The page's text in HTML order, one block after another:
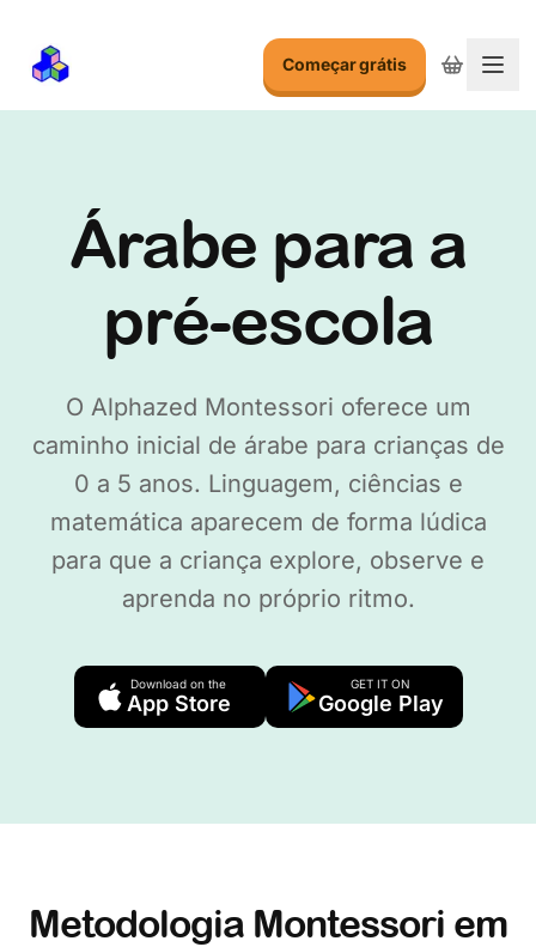
Começar grátis
Árabe para a
pré-escola
O Alphazed Montessori oferece um
caminho inicial de árabe para crianças de
0 a 5 anos. Linguagem, ciências e
matemática aparecem de forma lúdica
para que a criança explore, observe e
aprenda no próprio ritmo.
Download on the
App Store
GET IT ON
Google Play
Metodologia Montessori em